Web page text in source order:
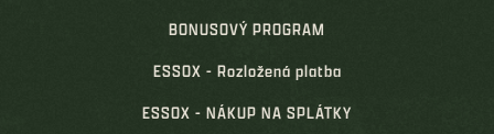
BONUSOVÝ PROGRAM
ESSOX - Rozložená platba
ESSOX - NÁKUP NA SPLÁTKY